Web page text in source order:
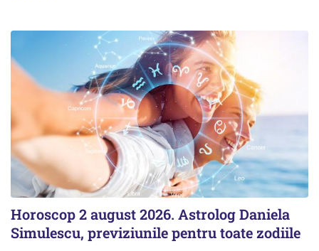
Horoscop 2 august 2026. Astrolog Daniela
Simulescu, previziunile pentru toate zodiile